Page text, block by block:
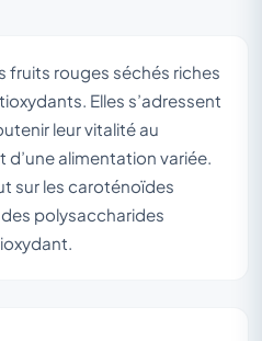
fruits rouges séchés riches
Elles s’adressent
leur vitalité au
alimentation variée.
sur les caroténoïdes
polysaccharides